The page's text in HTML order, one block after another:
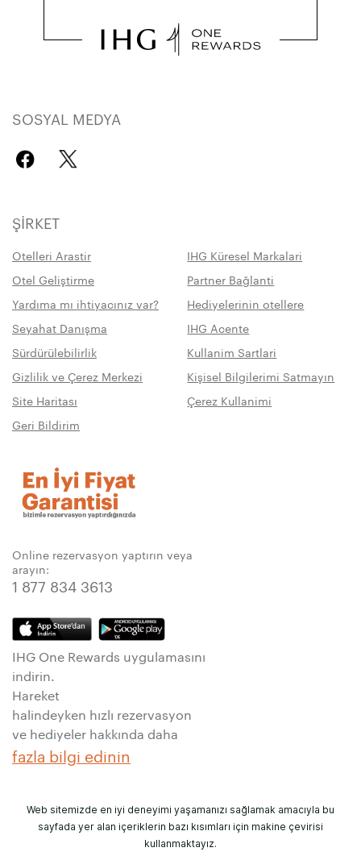
SOSYAL MEDYA
ŞIRKET
Otelleri Arastir
IHG Küresel Markalari
Otel Geliştirme
Partner Bağlanti
Yardıma mı ihtiyacınız var?
Hediyelerinin otellere
Seyahat Danışma
IHG Acente
Sürdürülebilirlik
Kullanim Sartlari
Gizlilik ve Çerez Merkezi
Kişisel Bilgilerimi Satmayın
Site Haritası
Çerez Kullanimi
Geri Bildirim
Online rezervasyon yaptırın veya
arayın:
1 877 834 3613
IHG One Rewards uygulamasını
indirin.
Hareket
halindeyken hızlı rezervasyon
ve hediyeler hakkında daha
fazla bilgi edinin
Web sitemizde en iyi deneyimi yaşamanızı sağlamak amacıyla bu
sayfada yer alan içeriklerin bazı kısımları için makine çevirisi
kullanmaktayız.